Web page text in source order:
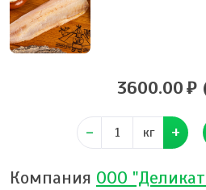
3600.00
кг
Компания ООО